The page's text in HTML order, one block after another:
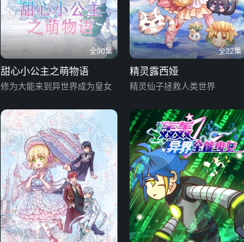
全90集
甜心小公主之萌物语
修为大能来到异世界成为皇女
全22集
精灵露西娅
精灵仙子拯救人类世界